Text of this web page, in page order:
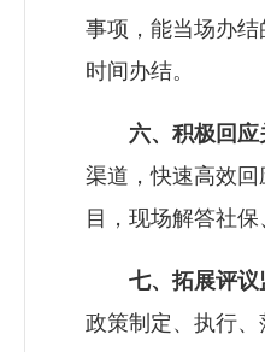
事项，能当场办
时间办结。
六、积极回应
渠道，快速高效回
目，现场解答社
七、拓展评议
政策制定、执行